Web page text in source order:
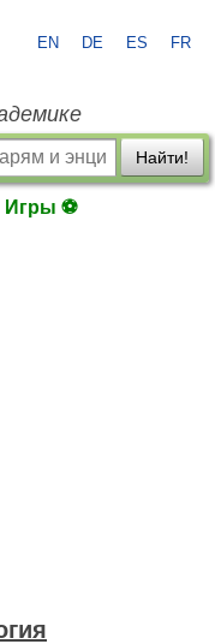
EN DE ES FR
Найти!
Игры ⚽